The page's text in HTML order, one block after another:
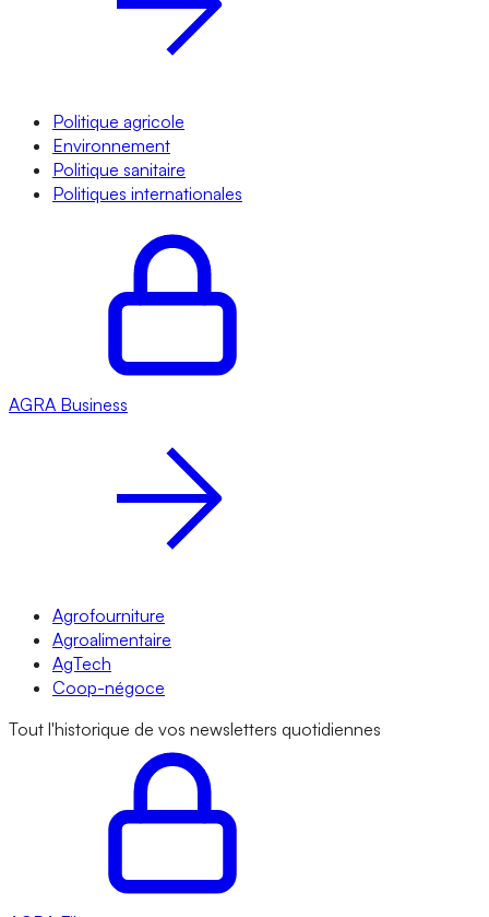
Politique agricole
Environnement
Politique sanitaire
Politiques internationales
AGRA Business
Agrofourniture
Agroalimentaire
AgTech
Coop-négoce
Tout l'historique de vos newsletters quotidiennes